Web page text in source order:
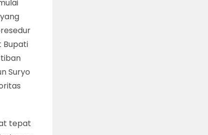
Bupati
Suryo
tepat